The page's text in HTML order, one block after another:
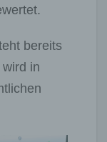
bereits
in